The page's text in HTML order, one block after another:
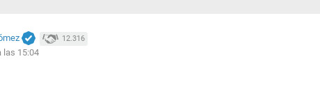
12.316
las 15:04